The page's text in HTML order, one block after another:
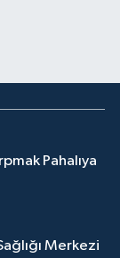
Pahalıya
Merkezi